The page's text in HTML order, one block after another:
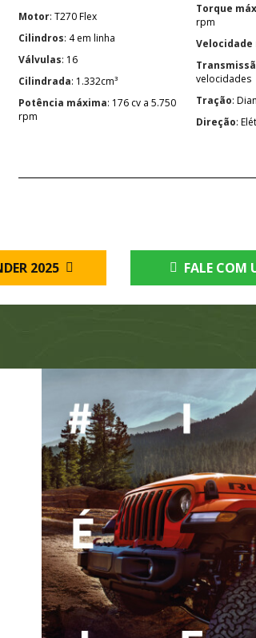
Motor : T270 Flex
Cilindros : 4 em linha
Válvulas : 16
Cilindrada : 1.332cm³
Potência máxima: 176 cv a 5.750
rpm
Torque
rpm
Velocidade
velocidades
Tração :
Direção :
2025 FALE COM